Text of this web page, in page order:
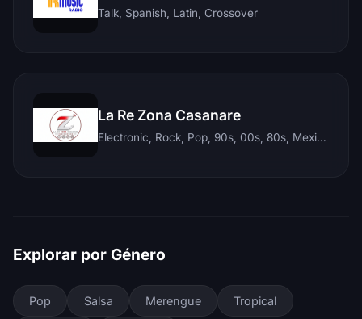
Talk, Spanish, Latin, Crossover
La Re Zona Casanare
Electronic, Rock, Pop, 90s, 00s, 80s, Mexican, Ranchera, Reggaeton, Instrumental, Salsa, Merengue, Tropical, Romantic, Vallenato, Llanera
Explorar por Género
Pop Salsa Merengue Tropical